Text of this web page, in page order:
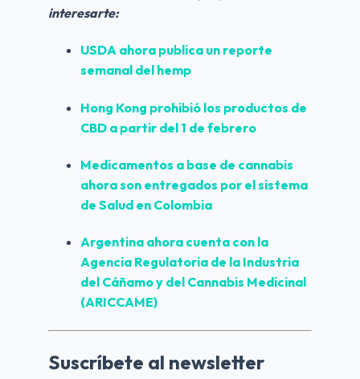
interesarte:
USDA ahora publica un reporte
semanal del hemp
Hong Kong prohibió los productos de
CBD a partir del 1 de febrero
Medicamentos a base de cannabis
ahora son entregados por el sistema
de Salud en Colombia
Argentina ahora cuenta con la
Agencia Regulatoria de la Industria
del Cáñamo y del Cannabis Medicinal
(ARICCAME)
Suscríbete al newsletter